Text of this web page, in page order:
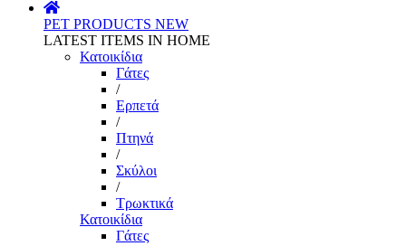
PET PRODUCTS NEW
LATEST ITEMS IN HOME
Κατοικίδια
Γάτες
/
Ερπετά
/
Πτηνά
/
Σκύλοι
/
Τρωκτικά
Κατοικίδια
Γάτες